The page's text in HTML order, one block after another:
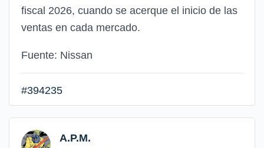
fiscal 2026, cuando se acerque el inicio de las
ventas en cada mercado.
Fuente: Nissan
#394235
A.P.M.